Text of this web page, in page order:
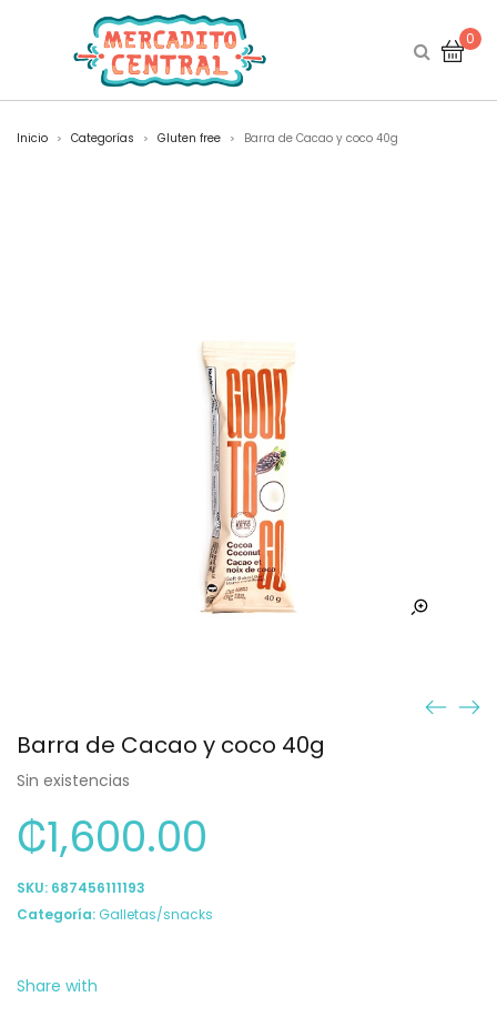
0
Inicio > Categorías > Gluten free > Barra de Cacao y coco 40g
Barra de Cacao y coco 40g
Sin existencias
₡1,600.00
SKU: 687456111193
Categoría: Galletas/snacks
Share with